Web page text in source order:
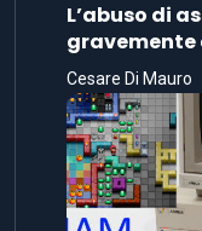
L’abuso di
Cesare Di Mauro